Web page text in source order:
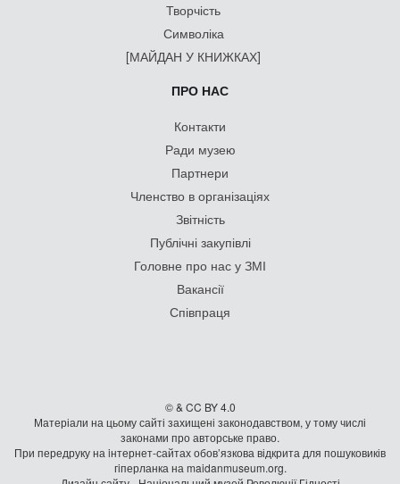
Творчість
Символіка
[МАЙДАН У КНИЖКАХ]
ПРО НАС
Контакти
Ради музею
Партнери
Членство в організаціях
Звітність
Публічні закупівлі
Головне про нас у ЗМІ
Вакансії
Співпраця
© & CC BY 4.0
Матеріали на цьому сайті захищені законодавством, у тому числі
законами про авторське право.
При передруку на iнтернет-сайтах обов’язкова відкрита для пошуковиків
гiперланка на maidanmuseum.org.